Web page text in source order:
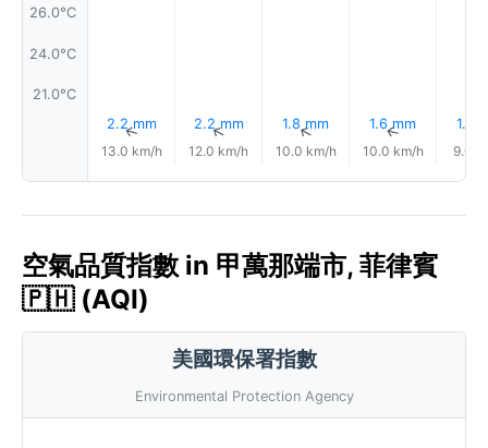
26.0°C
24.0°C
21.0°C
2.2 mm
↑
13.0 km/h
2.2 mm
↑
12.0 km/h
1.8 mm
↑
10.0 km/h
1.6 mm
↑
10.0 km/h
1.3
9.0
空氣品質指數 in 甲萬那端市, 菲律賓
🇵🇭 (AQI)
美國環保署指數
Environmental Protection Agency